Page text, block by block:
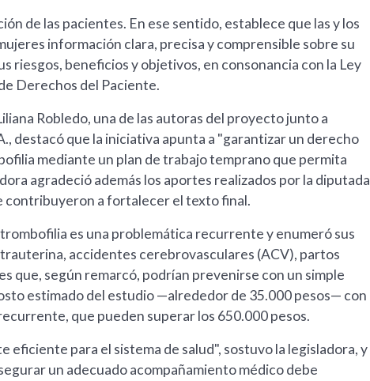
de las pacientes. En ese sentido, establece que las y los
información clara, precisa y comprensible sobre su
riesgos, beneficios y objetivos, en consonancia con la Ley
Derechos del Paciente.
Robledo, una de las autoras del proyecto junto a
destacó que la iniciativa apunta a "garantizar un derecho
mediante un plan de trabajo temprano que permita
agradeció además los aportes realizados por la diputada
contribuyeron a fortalecer el texto final.
es una problemática recurrente y enumeró sus
accidentes cerebrovasculares (ACV), partos
que, según remarcó, podrían prevenirse con un simple
estimado del estudio —alrededor de 35.000 pesos— con
que pueden superar los 650.000 pesos.
eficiente para el sistema de salud", sostuvo la legisladora, y
un adecuado acompañamiento médico debe